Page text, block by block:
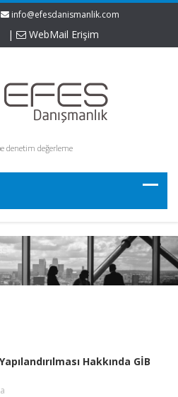
info@efesdanismanlik.com
| WebMail Erişim
denetim değerleme
Hakkında GİB